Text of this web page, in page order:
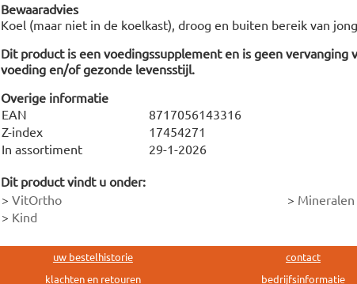
Bewaaradvies
Koel (maar niet in de koelkast), droog en buiten bereik van
Dit product is een voedingssupplement en is geen
voeding en/of gezonde levensstijl.
Overige informatie
EAN
8717056143316
Z-index
17454271
In assortiment
29-1-2026
Dit product vindt u onder:
> VitOrtho > Mineralen
> Kind
uw bestelhistorie contact
klachten en retouren bedrijfsinformatie